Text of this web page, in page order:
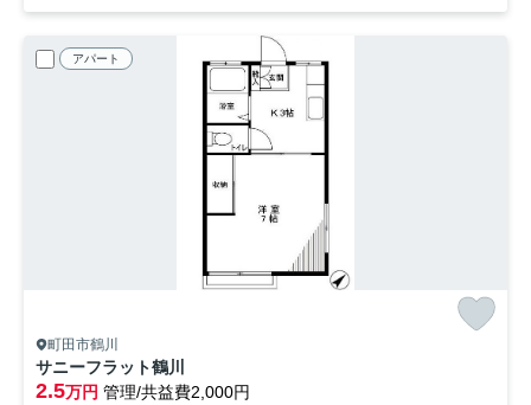
アパート
町田市鶴川
サニーフラット鶴川
2.5万円 管理/共益費2,000円